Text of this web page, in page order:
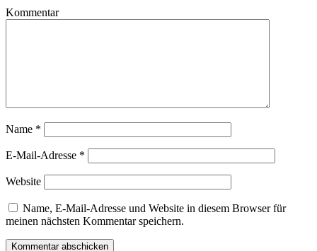
Kommentar
Name *
E-Mail-Adresse *
Website
Name, E-Mail-Adresse und Website in diesem Browser für
meinen nächsten Kommentar speichern.